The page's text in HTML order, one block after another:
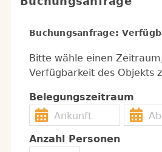
Buchungsanfrage:
Bitte wähle einen
Verfügbarkeit des Objekts
Belegungszeitraum
Anzahl Personen